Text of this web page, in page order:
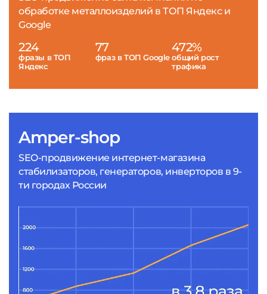
Amper-shop
SEO-продвижение интернет-магазина
стабилизаторов, генераторов, инверторов в 9-
ти городах России
обработке металлоизделий в ТОП Яндекс и
Google
224
фразы в ТОП
Яндекс
77
фраз в ТОП Google
472%
общий рост
трафика